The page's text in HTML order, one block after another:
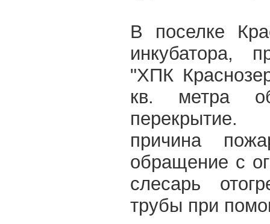
В поселке
инкубатора,
"ХПК
кв. метра
причина
обращение с
слесарь
трубы при